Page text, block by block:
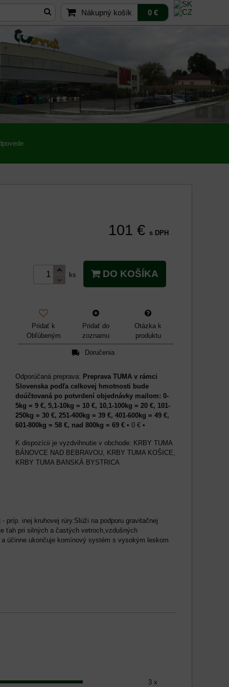
Nákupný košík 0 €
101 € s DPH
ks DO KOŠÍKA
Pridať k
Obľúbeným
Pridať do
zoznamu
Otázka k
produktu
Doručenia
Preprava TUMA v rámci
Slovenska podľa celkovej hmotnosti bude
doúčtovaná po potvrdení objednávky mailom: 0-
5kg = 9 €, 5,1-10kg = 10 €, 10,1-100kg = 20 €, 101-
250kg = 30 €, 251-400kg = 39 €, 401-600kg = 49 €,
601-800kg = 58 €, nad 800kg = 69 € • 0 € •
KRBY TUMA
BÁNOVCE NAD BEBRAVOU, KRBY TUMA KOŠICE,
KRBY TUMA BANSKÁ BYSTRICA
príp. inej kruhovej rúry.Slúži na podporu gravitačnej
ťah pri silných a častých vetroch,vzdušných
účinne ukončuje komínový systém s vysokým leskom
3 x